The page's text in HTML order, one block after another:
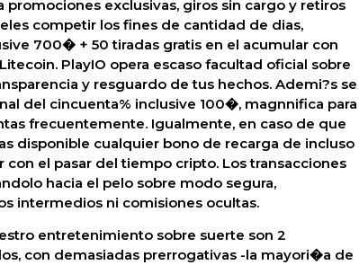
exclusivas, giros sin cargo y retiros
competir los fines de cantidad de dias,
700� + 50 tiradas gratis en el acumular con
PlayIO opera escaso facultad oficial sobre
y resguardo de tus hechos. Ademi?s se
del cincuenta% inclusive 100�, magnnifica para
frecuentemente. Igualmente, en caso de que
disponible cualquier bono de recarga de incluso
el pasar del tiempo cripto. Los transacciones
hacia el pelo sobre modo segura,
intermedios ni comisiones ocultas.
entretenimiento sobre suerte son 2
con demasiadas prerrogativas -la mayori�a de